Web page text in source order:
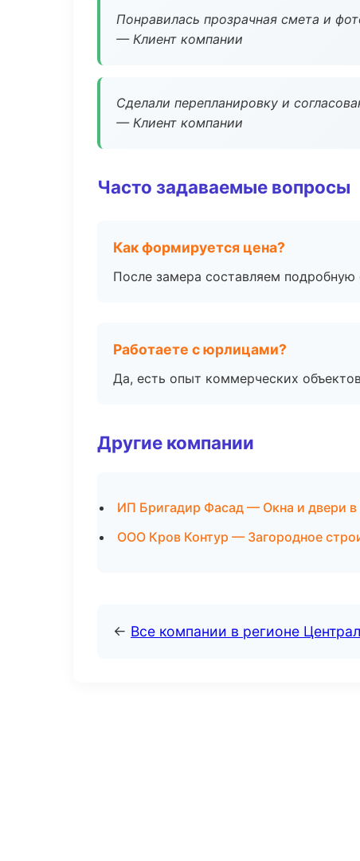
Понравилась прозрачная смета и
— Клиент компании
Сделали перепланировку и
— Клиент компании
Часто задаваемые вопросы
Как формируется цена?
После замера составляем
Работаете с юрлицами?
Да, есть опыт коммерческих
Другие компании
ИП Бригадир Фасад — Окна и двери
ООО Кров Контур — Загородное
← Все компании в регионе